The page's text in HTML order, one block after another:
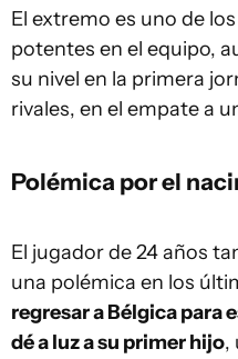
El extremo es uno de
potentes en el equipo,
su nivel en la primera
rivales, en el empate a
Polémica por el
El jugador de 24 años
una polémica en los
regresar a Bélgica para
dé a luz a su primer hijo,